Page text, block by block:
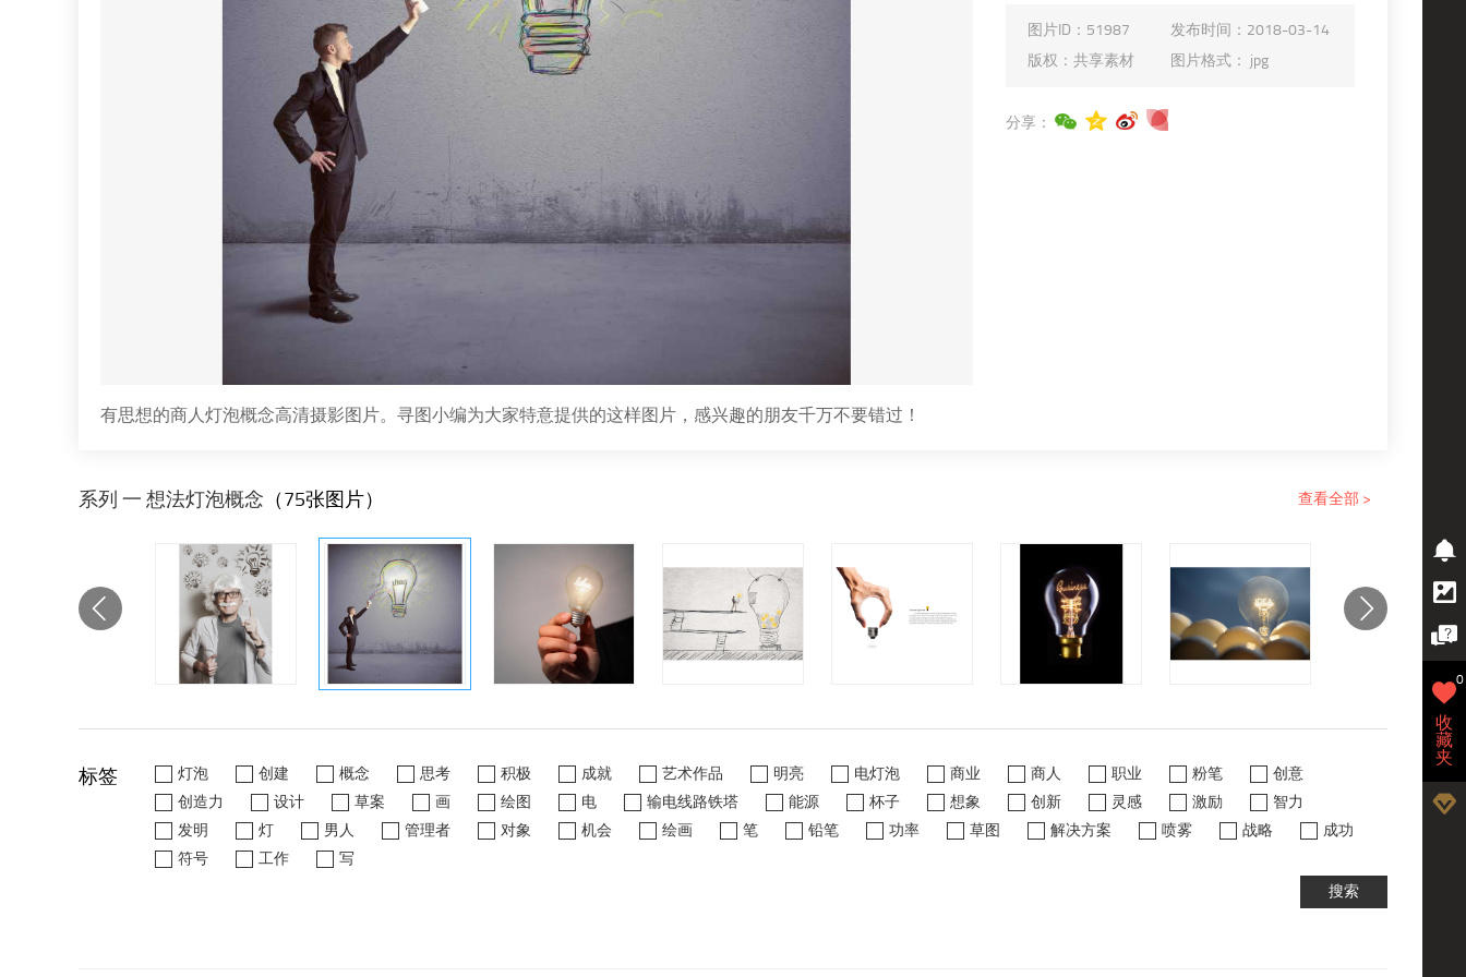
有思想的商人灯泡概念高清摄影图片。寻图小编为大家特意提供的这样图片，感兴趣的朋友千万不要错过！
图片ID： 51987 发布时间： 2018-03-14
版权： 共享素材 图片格式： jpg
分享：
系列 一 想法灯泡概念 （75张图片） 查看全部 >
标签 灯泡 创建 概念 思考 积极 成就 艺术作品 明亮 电灯泡 商业 商人 职业 粉笔
创意
创造力
设计 草案 画 绘图 电 输电线路铁塔 能源 杯子 想象 创新 灵感 激励
智力
发明
灯 男人 管理者 对象 机会 绘画 笔 铅笔 功率 草图 解决方案 喷雾 战略
成功
符号
工作
写
搜索
收
藏
夹
0